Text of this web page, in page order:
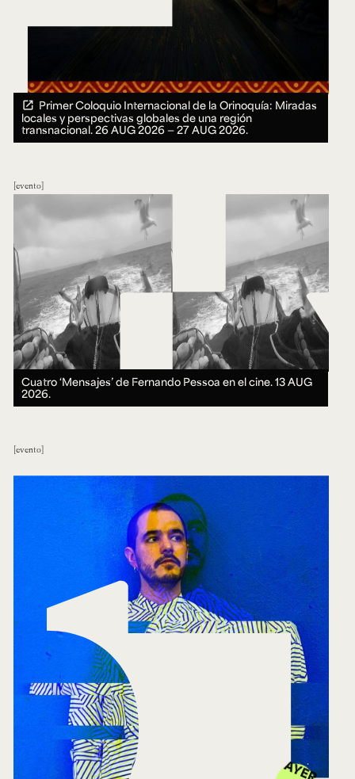
Primer Coloquio Internacional de la Orinoquía: Miradas
locales y perspectivas globales de una región
transnacional.26 AUG 2026 ― 27 AUG 2026.
evento
Cuatro ‘Mensajes’ de Fernando Pessoa en el cine.13 AUG
2026.
evento
AYER